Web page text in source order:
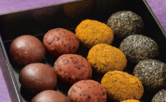
青木屋のおもい
商品情報